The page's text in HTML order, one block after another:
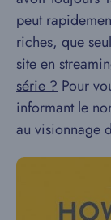
peut
riches, que
site en
série ? Pour
informant le
au visionnage